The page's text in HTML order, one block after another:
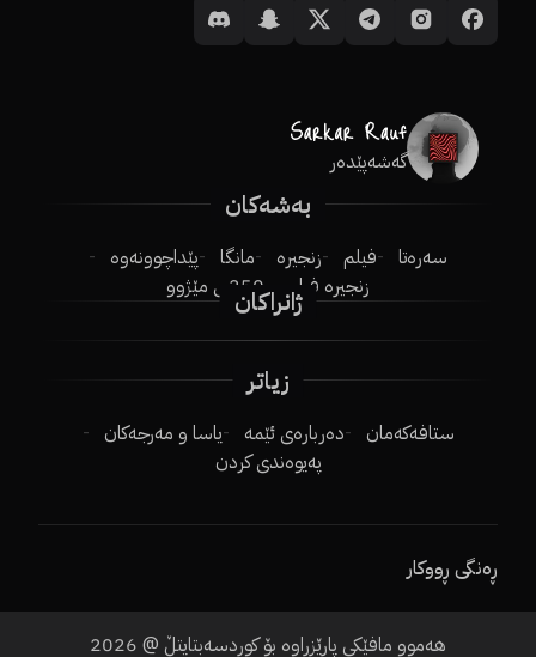
گەشەپێدەر
بەشەکان
سەرەتا فیلم زنجیرە مانگا
پێداچوونەوە
زنجیرە فیلم
250ـی مێژوو
ژانراکان
زیاتر
ستافەکەمان دەربارەی ئێمە
یاسا و مەرجەکان
پەیوەندی کردن
ڕەنگی ڕووکار
هەموو مافێکی پارێزراوە بۆ کوردسەبتایتڵ @ 2026